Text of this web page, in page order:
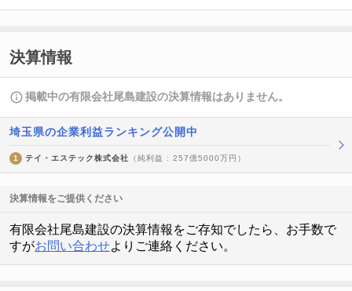
決算情報
掲載中の有限会社尾島建設の決算情報はありません。
埼玉県の企業利益ランキング公開中
1 テイ・エステック株式会社 （純利益 : 257億5000万円）
決算情報をご提供ください
有限会社尾島建設の決算情報をご存知でしたら、お手数で
すがお問い合わせよりご連絡ください。